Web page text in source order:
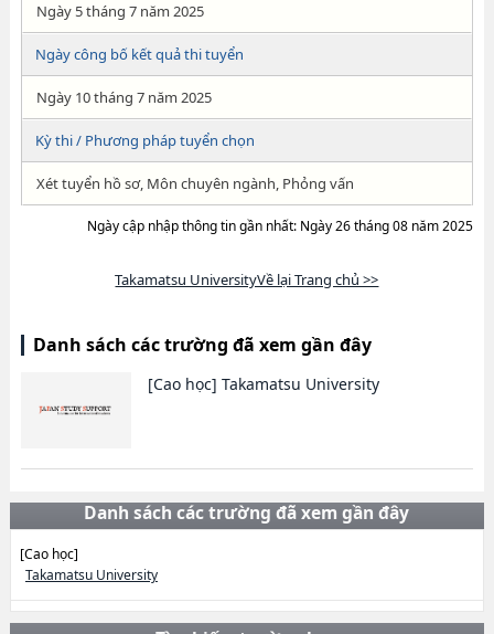
Ngày 5 tháng 7 năm 2025
Ngày công bố kết quả thi tuyển
Ngày 10 tháng 7 năm 2025
Kỳ thi / Phương pháp tuyển chọn
Xét tuyển hồ sơ, Môn chuyên ngành, Phỏng vấn
Ngày cập nhập thông tin gần nhất: Ngày 26 tháng 08 năm 2025
Takamatsu UniversityVề lại Trang chủ >>
Danh sách các trường đã xem gần đây
[Cao học] Takamatsu University
Danh sách các trường đã xem gần đây
[Cao học]
Takamatsu University